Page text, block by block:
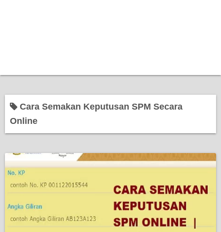
Cara Semakan Keputusan SPM Secara
Online